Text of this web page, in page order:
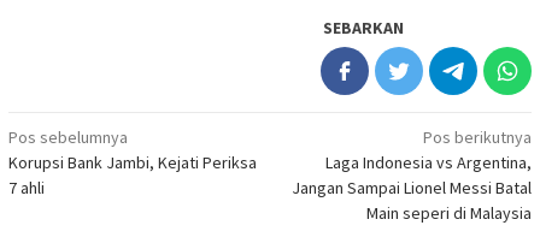
SEBARKAN
Navigasi
pos
Pos sebelumnya
Korupsi Bank Jambi, Kejati Periksa
7 ahli
Pos berikutnya
Laga Indonesia vs Argentina,
Jangan Sampai Lionel Messi Batal
Main seperi di Malaysia